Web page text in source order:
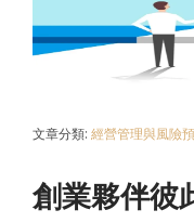
文章分類: 經營管理與風險
創業夥伴彼